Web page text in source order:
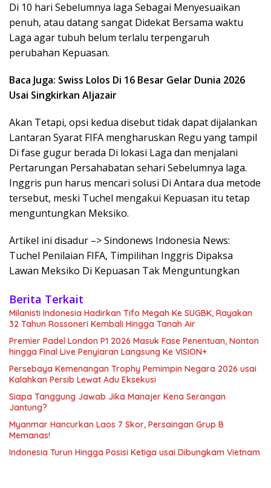
Di 10 hari Sebelumnya laga Sebagai Menyesuaikan
penuh, atau datang sangat Didekat Bersama waktu
Laga agar tubuh belum terlalu terpengaruh
perubahan Kepuasan.
Baca Juga: Swiss Lolos Di 16 Besar Gelar Dunia 2026
Usai Singkirkan Aljazair
Akan Tetapi, opsi kedua disebut tidak dapat dijalankan
Lantaran Syarat FIFA mengharuskan Regu yang tampil
Di fase gugur berada Di lokasi Laga dan menjalani
Pertarungan Persahabatan sehari Sebelumnya laga.
Inggris pun harus mencari solusi Di Antara dua metode
tersebut, meski Tuchel mengakui Kepuasan itu tetap
menguntungkan Meksiko.
Artikel ini disadur –> Sindonews Indonesia News:
Tuchel Penilaian FIFA, Timpilihan Inggris Dipaksa
Lawan Meksiko Di Kepuasan Tak Menguntungkan
Berita Terkait
Milanisti Indonesia Hadirkan Tifo Megah Ke SUGBK, Rayakan
32 Tahun Rossoneri Kembali Hingga Tanah Air
Premier Padel London P1 2026 Masuk Fase Penentuan, Nonton
hingga Final Live Penyiaran Langsung Ke VISION+
Persebaya Kemenangan Trophy Pemimpin Negara 2026 usai
Kalahkan Persib Lewat Adu Eksekusi
Siapa Tanggung Jawab Jika Manajer Kena Serangan
Jantung?
Myanmar Hancurkan Laos 7 Skor, Persaingan Grup B
Memanas!
Indonesia Turun Hingga Posisi Ketiga usai Dibungkam Vietnam